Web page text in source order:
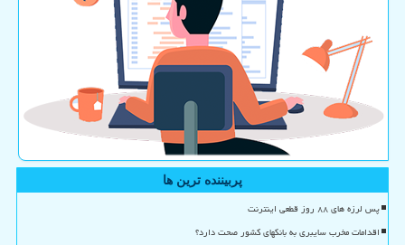
پربیننده ترین ها
پس لرزه های ۸۸ روز قطعی اینترنت
اقدامات مخرب سایبری به بانکهای کشور صحت دارد؟